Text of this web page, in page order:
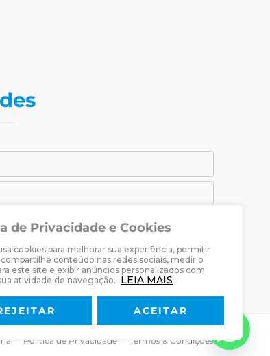
de Privacidade e Cookies
cookies para melhorar sua experiência, permitir
conteúdo nas redes sociais, medir o
este site e exibir anúncios personalizados com
atividade de navegação.
LEIA MAIS
ACEITAR
SE
Luther.
Política de Privacidade Termos & Condições